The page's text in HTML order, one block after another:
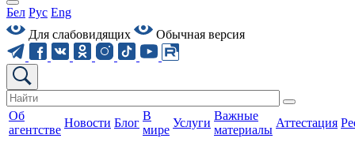
Бел Рус Eng
Для слабовидящих
Обычная версия
Об
агентстве
Новости Блог
В
мире
Услуги
Важные
материалы
Аттестация